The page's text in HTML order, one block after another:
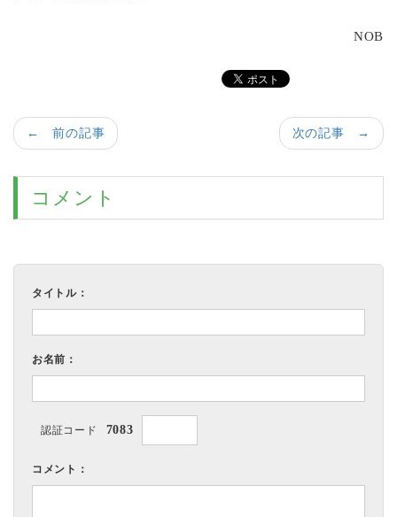
NOB
次の記事 →
← 前の記事
コメント
タイトル：
お名前：
認証コード 7083
コメント：